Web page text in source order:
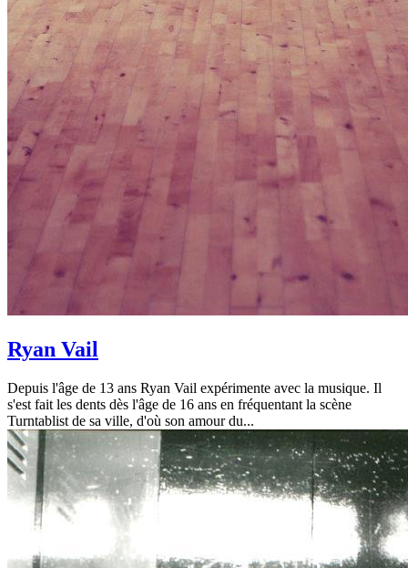
Ryan Vail
Depuis l'âge de 13 ans Ryan Vail expérimente avec la musique. Il
s'est fait les dents dès l'âge de 16 ans en fréquentant la scène
Turntablist de sa ville, d'où son amour du...